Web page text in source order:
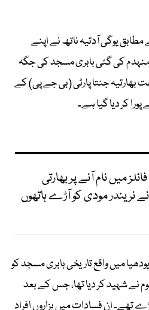
یوگی آدتیہ ناتھ نے اپنے
کہا کہ 1992 میں منہدم کی گئی بابری مسجد کی جگہ
بھارتیہ جنتا پارٹی (بی جے پی) کے
کر دیا گیا ہے۔
میں نام آنے پر بھارتی
نریندر مودی کو آڑے ہاتھوں
دسمبر 1992 میں ایودھیا میں واقع تاریخی بابری مسجد کو
نے شہید کر دیا تھا، جس کے بعد
ان فسادات میں ہزاروں افراد